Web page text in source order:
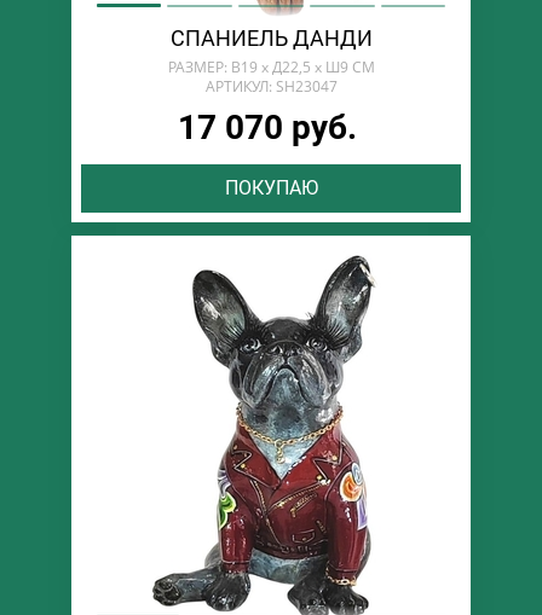
СПАНИЕЛЬ ДАНДИ
РАЗМЕР: В19 х Д22,5 х Ш9 СМ
АРТИКУЛ: SH23047
17 070 руб.
ПОКУПАЮ